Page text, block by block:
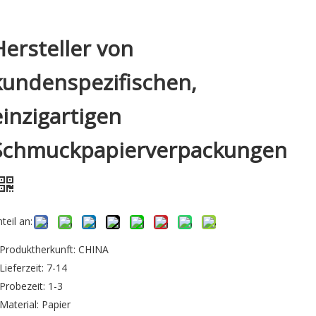
von
an:
Produktherkunft: CHINA
Lieferzeit: 7-14
Probezeit: 1-3
Material: Papier